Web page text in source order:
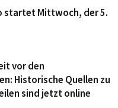
startet Mittwoch, der 5.
vor den
Historische Quellen zu
sind jetzt online